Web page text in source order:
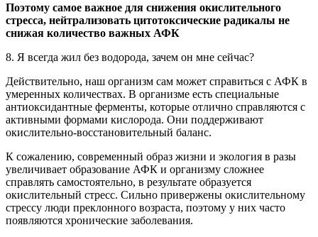
Поэтому самое важное для снижения окислительного
стресса, нейтрализовать цитотоксические радикалы не
снижая количество важных АФК
8. Я всегда жил без водорода, зачем он мне сейчас?
Действительно, наш организм сам может справиться с АФК в
умеренных количествах. В организме есть специальные
антиоксидантные ферменты, которые отлично справляются с
активными формами кислорода. Они поддерживают
окислительно-восстановительный баланс.
К сожалению, современный образ жизни и экология в разы
увеличивает образование АФК и организму сложнее
справлять самостоятельно, в результате образуется
окислительный стресс. Сильно привержены окислительному
стрессу люди преклонного возраста, поэтому у них часто
появляются хронические заболевания.